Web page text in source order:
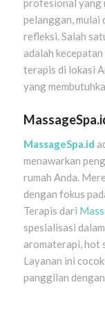
profesional yang
pelanggan,
refleksi. Salah
adalah
terapis di lokasi
yang
MassageSpa.id
menawarkan
rumah Anda.
dengan fokus
Terapis dari
spesialisasi
aromaterapi, hot
Layanan ini
panggilan